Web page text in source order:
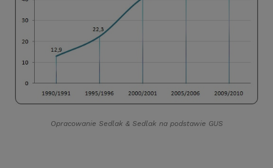
Opracowanie Sedlak &Sedlak na podstawie GUS